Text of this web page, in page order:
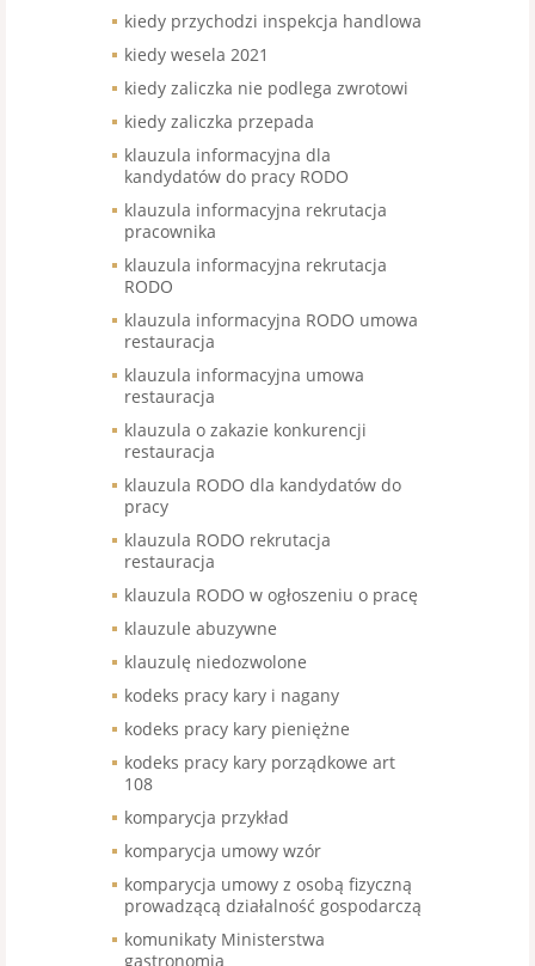
kiedy przychodzi inspekcja handlowa
kiedy wesela 2021
kiedy zaliczka nie podlega zwrotowi
kiedy zaliczka przepada
klauzula informacyjna dla
kandydatów do pracy RODO
klauzula informacyjna rekrutacja
pracownika
klauzula informacyjna rekrutacja
RODO
klauzula informacyjna RODO umowa
restauracja
klauzula informacyjna umowa
restauracja
klauzula o zakazie konkurencji
restauracja
klauzula RODO dla kandydatów do
pracy
klauzula RODO rekrutacja
restauracja
klauzula RODO w ogłoszeniu o pracę
klauzule abuzywne
klauzulę niedozwolone
kodeks pracy kary i nagany
kodeks pracy kary pieniężne
kodeks pracy kary porządkowe art
108
komparycja przykład
komparycja umowy wzór
komparycja umowy z osobą fizyczną
prowadzącą działalność gospodarczą
komunikaty Ministerstwa
gastronomia